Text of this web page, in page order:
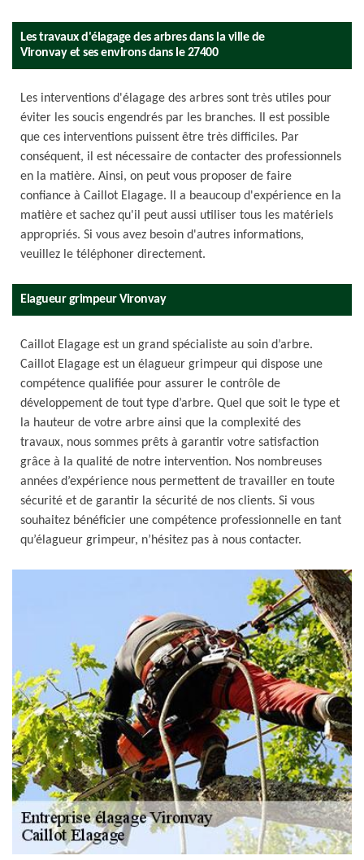
Les travaux d'élagage des arbres dans la ville de
Vironvay et ses environs dans le 27400
Les interventions d'élagage des arbres sont très utiles pour
éviter les soucis engendrés par les branches. Il est possible
que ces interventions puissent être très difficiles. Par
conséquent, il est nécessaire de contacter des professionnels
en la matière. Ainsi, on peut vous proposer de faire
confiance à Caillot Elagage. Il a beaucoup d'expérience en la
matière et sachez qu'il peut aussi utiliser tous les matériels
appropriés. Si vous avez besoin d'autres informations,
veuillez le téléphoner directement.
Elagueur grimpeur Vironvay
Caillot Elagage est un grand spécialiste au soin d’arbre.
Caillot Elagage est un élagueur grimpeur qui dispose une
compétence qualifiée pour assurer le contrôle de
développement de tout type d’arbre. Quel que soit le type et
la hauteur de votre arbre ainsi que la complexité des
travaux, nous sommes prêts à garantir votre satisfaction
grâce à la qualité de notre intervention. Nos nombreuses
années d’expérience nous permettent de travailler en toute
sécurité et de garantir la sécurité de nos clients. Si vous
souhaitez bénéficier une compétence professionnelle en tant
qu’élagueur grimpeur, n’hésitez pas à nous contacter.